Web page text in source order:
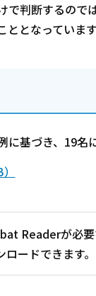
で判断するの
となっています
基づき、19名
Readerが必要
ードできます。